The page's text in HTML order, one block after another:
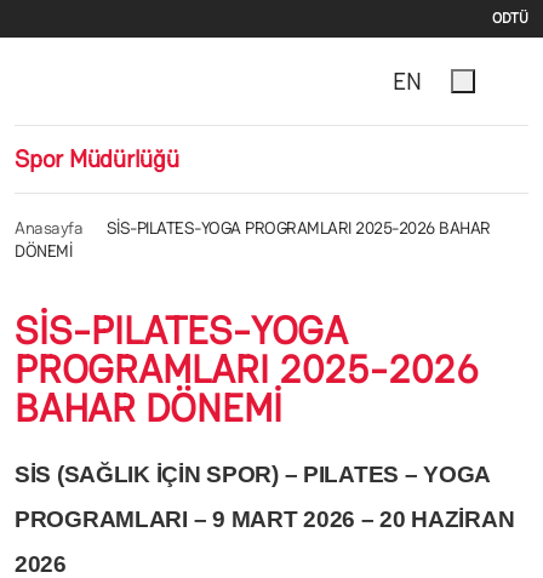
ODTÜ
Spor Müdürlüğü
EN
Anasayfa
SİS-PILATES-YOGA PROGRAMLARI 2025-2026 BAHAR
DÖNEMİ
SİS-PILATES-YOGA
PROGRAMLARI 2025-2026
BAHAR DÖNEMİ
SİS (SAĞLIK İÇİN SPOR) – PILATES – YOGA
PROGRAMLARI – 9 MART 2026 – 20 HAZİRAN
2026